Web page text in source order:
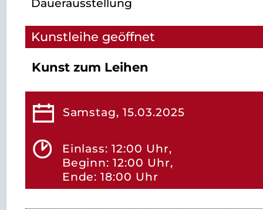
Kunstleihe geöffnet
Kunst zum Leihen
Samstag, 15.03.2025
Einlass: 12:00 Uhr,
Beginn: 12:00 Uhr,
Ende: 18:00 Uhr